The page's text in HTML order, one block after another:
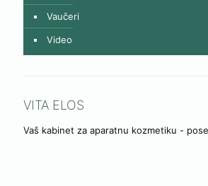
Vaučeri
Video
VITA ELOS
Vaš kabinet za aparatnu kozmetiku -